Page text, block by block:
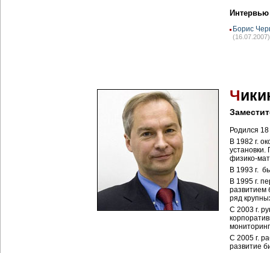
Интервью
Борис
(16.07.2007)
Ч
Родился 18
В 1982 г.
установки.
физико-
В 1993 г.
В 1995 г.
развитием
ряд
С 2003 г.
С 2005 г.
развитие